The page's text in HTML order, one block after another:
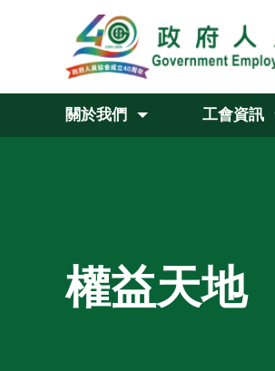
關於我們 工會資訊
權益天地